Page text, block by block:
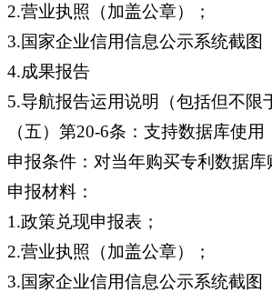
2.营业执照（加盖公章）；
3.国家企业信用信息公示系统截图
4.成果报告
5.导航报告运用说明（包括但不限
（五）第20-6条：支持数据库使用
申报条件：对当年购买专利数据
申报材料：
1.政策兑现申报表；
2.营业执照（加盖公章）；
3.国家企业信用信息公示系统截图